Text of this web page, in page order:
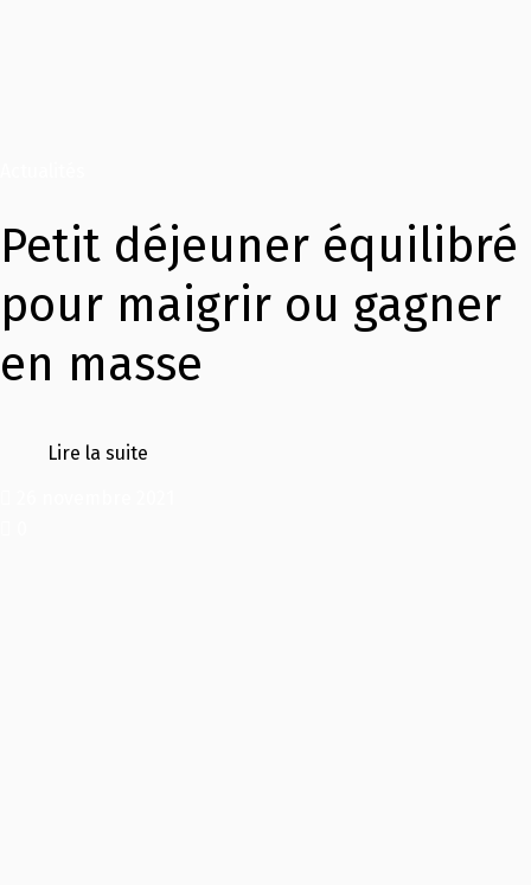
Petit déjeuner équilibré
pour maigrir ou gagner
en masse
Lire la suite